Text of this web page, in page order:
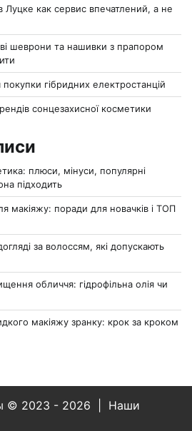
Луцке как сервис впечатлений, а не
шеврони та нашивки з прапором
гібридних електростанцій
сонцезахисної косметики
плюси, мінуси, популярні
підходить
макіяжу: поради для новачків і ТОП
за волоссям, які допускають
обличчя: гідрофільна олія чи
макіяжу зранку: крок за кроком
© 2023 - 2026 | Наши